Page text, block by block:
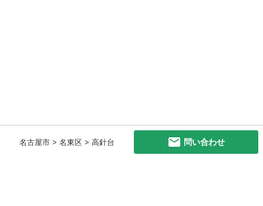
名古屋市 > 名東区 > 高針台 問い合わせ